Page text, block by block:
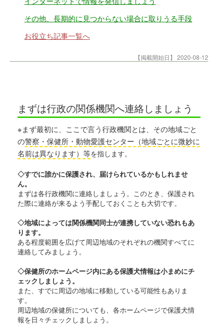
その他、長期的に見つからない場合に取りうる手段
お役立ち記事一覧へ
【掲載開始日】 2020-08-12
まずは行政の関係機関へ連絡しましょう
※まず最初に、ここで言う行政機関とは、その地域ごと
の警察・保健所・動物愛護センター（地域ごとに微妙に
名前は異なります）等を指します。
◇すでに誰かに保護され、届けられているかもしれませ
ん。
まずは各行政機関に連絡しましょう。このとき、保護され
た際に連絡が来るよう手配しておくことも大切です。
◇地域によっては関係機関同士が連携していない恐れもあ
ります。
ある程度範囲を広げて周辺地域のそれぞれの機関すべてに
連絡してみましょう。
◇保健所のホームページ内にある保護犬情報は小まめにチ
ェックしましょう。
また、すでに周辺の地域に移動している可能性もありま
す。
周辺地域の保健所についても、各ホームページで保護犬情
報を日々チェックしましょう。